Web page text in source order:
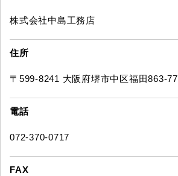
株式会社中島工務店
住所
〒599-8241 大阪府堺市中区福田863-77
電話
072-370-0717
FAX